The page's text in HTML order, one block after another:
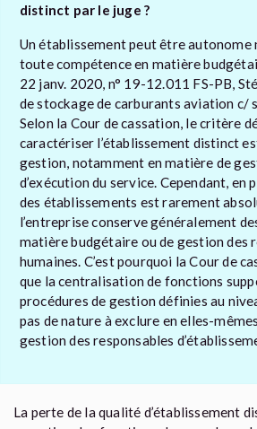
distinct par le juge ?
Un établissement peut être autonome
toute compétence en matière
22 janv. 2020, n° 19-12.011 FS-PB,
de stockage de carburants aviation c/
Selon la Cour de cassation, le critère
caractériser l’établissement distinct
gestion, notamment en matière de
d’exécution du service. Cependant, en
des établissements est rarement
l’entreprise conserve généralement
matière budgétaire ou de gestion des
humaines. C’est pourquoi la Cour de
que la centralisation de fonctions
procédures de gestion définies au
pas de nature à exclure en elles-
gestion des responsables
La perte de la qualité d’établissement